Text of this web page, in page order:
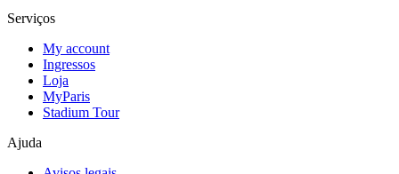
Serviços
My account
Ingressos
Loja
MyParis
Stadium Tour
Ajuda